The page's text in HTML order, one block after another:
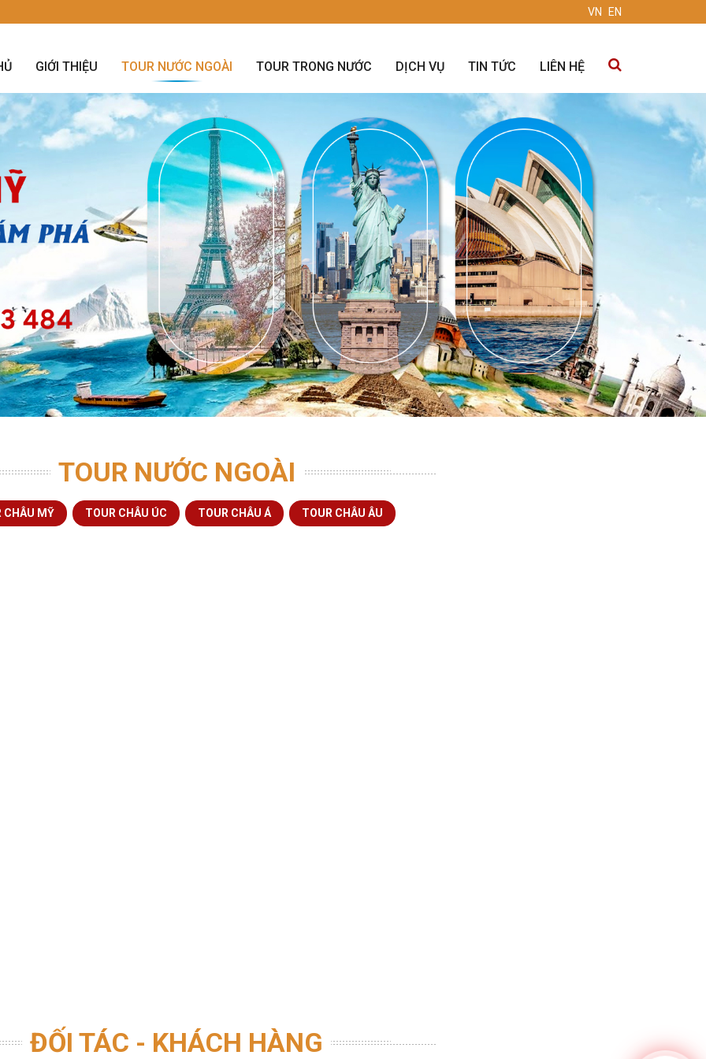
VN EN
GIỚI THIỆU TOUR NƯỚC NGOÀI TOUR TRONG NƯỚC DỊCH VỤ TIN TỨC LIÊN HỆ
TOUR NƯỚC NGOÀI
CHÂU MỸ TOUR CHÂU ÚC TOUR CHÂU Á TOUR CHÂU ÂU
ĐỐI TÁC - KHÁCH HÀNG